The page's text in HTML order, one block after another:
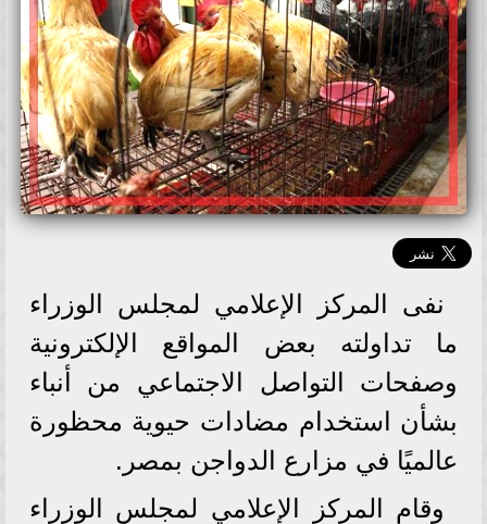
نفى المركز الإعلامي لمجلس الوزراء
ما تداولته بعض المواقع الإلكترونية
وصفحات التواصل الاجتماعي من أنباء
بشأن استخدام مضادات حيوية محظورة
عالميًا في مزارع الدواجن بمصر.
وقام المركز الإعلامي لمجلس الوزراء